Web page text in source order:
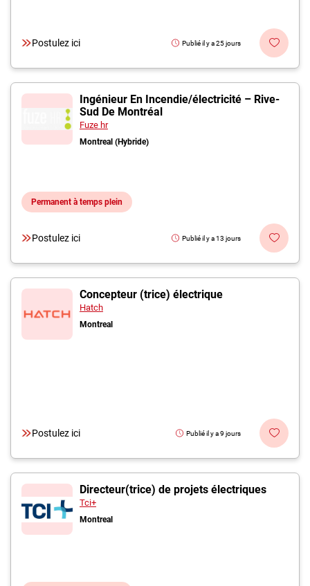
Postulez ici Publié il y a 25 jours
Ingénieur En Incendie/électricité – Rive-
Sud De Montréal
Fuze hr
Montreal (Hybride)
Permanent à temps plein
Postulez ici Publié il y a 13 jours
Concepteur (trice) électrique
Hatch
Montreal
Postulez ici Publié il y a 9 jours
Directeur(trice) de projets électriques
Tci+
Montreal